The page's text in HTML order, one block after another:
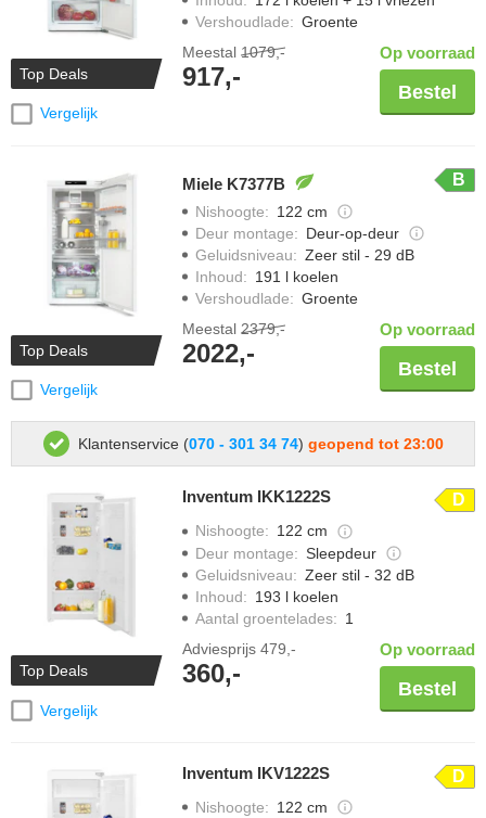
Top Deals
Vergelijk
Vershoudlade: Groente
Meestal 1079,-
917,-
Op voorraad
Bestel
Top Deals
Vergelijk
Miele K7377B B
Nishoogte: 122 cm
Deur montage: Deur-op-deur
Geluidsniveau: Zeer stil - 29 dB
Inhoud: 191 l koelen
Vershoudlade: Groente
Meestal 2379,-
2022,-
Op voorraad
Bestel
Klantenservice (070 - 301 34 74) geopend tot 23:00
Top Deals
Vergelijk
Inventum IKK1222S D
Nishoogte: 122 cm
Deur montage: Sleepdeur
Geluidsniveau: Zeer stil - 32 dB
Inhoud: 193 l koelen
Aantal groentelades: 1
Adviesprijs 479,-
360,-
Op voorraad
Bestel
Inventum IKV1222S D
Nishoogte: 122 cm